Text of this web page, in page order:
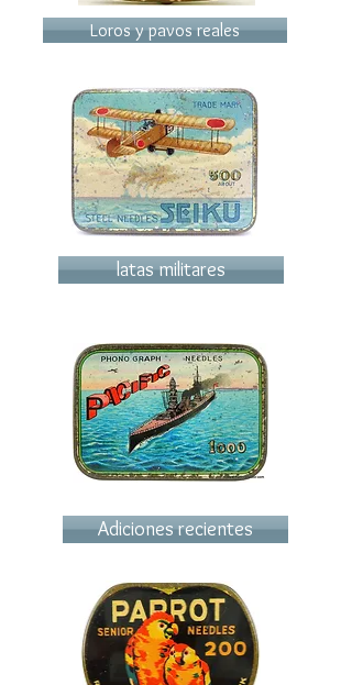
Loros y pavos reales
latas militares
Adiciones recientes